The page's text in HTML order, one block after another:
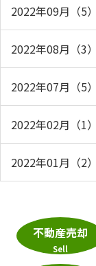
2022年09月（5）
2022年08月（3）
2022年07月（5）
2022年02月（1）
2022年01月（2）
不動産売却
Sell